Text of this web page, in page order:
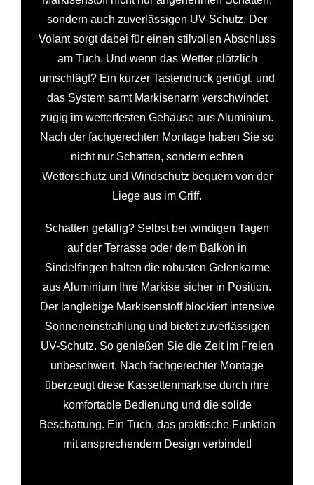
sondern auch zuverlässigen UV-Schutz. Der
Volant sorgt dabei für einen stilvollen Abschluss
am Tuch. Und wenn das Wetter plötzlich
umschlägt? Ein kurzer Tastendruck genügt, und
das System samt Markisenarm verschwindet
zügig im wetterfesten Gehäuse aus Aluminium.
Nach der fachgerechten Montage haben Sie so
nicht nur Schatten, sondern echten
Wetterschutz und Windschutz bequem von der
Liege aus im Griff.
Schatten gefällig? Selbst bei windigen Tagen
auf der Terrasse oder dem Balkon in
Sindelfingen halten die robusten Gelenkarme
aus Aluminium Ihre Markise sicher in Position.
Der langlebige Markisenstoff blockiert intensive
Sonneneinstrahlung und bietet zuverlässigen
UV-Schutz. So genießen Sie die Zeit im Freien
unbeschwert. Nach fachgerechter Montage
überzeugt diese Kassettenmarkise durch ihre
komfortable Bedienung und die solide
Beschattung. Ein Tuch, das praktische Funktion
mit ansprechendem Design verbindet!